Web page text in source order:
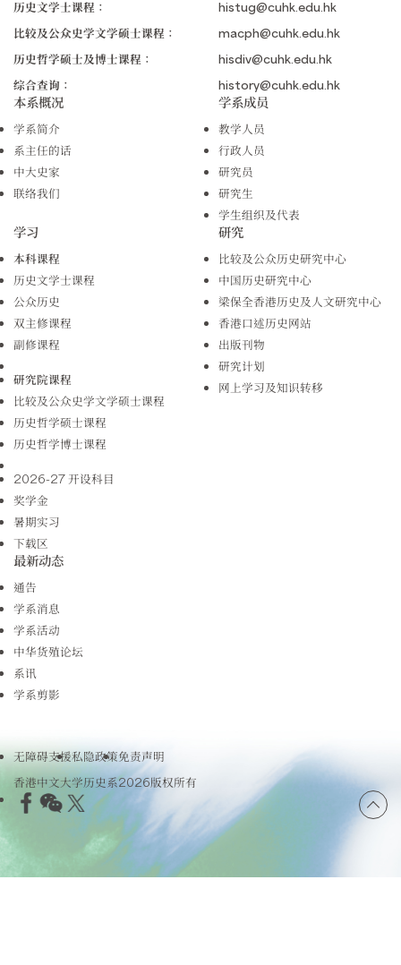
历史文学士课程：
histug@cuhk.edu.hk
比较及公众史学文学硕士课程：
macph@cuhk.edu.hk
历史哲学硕士及博士课程：
hisdiv@cuhk.edu.hk
综合查询：
history@cuhk.edu.hk
本系概况
学系简介
系主任的话
中大史家
联络我们
学系成员
教学人员
行政人员
研究员
研究生
学生组织及代表
学习
本科课程
历史文学士课程
公众历史
双主修课程
副修课程
研究院课程
比较及公众史学文学硕士课程
历史哲学硕士课程
历史哲学博士课程
2026-27 开设科目
奖学金
暑期实习
下载区
研究
比较及公众历史研究中心
中国历史研究中心
梁保全香港历史及人文研究中心
香港口述历史网站
出版刊物
研究计划
网上学习及知识转移
最新动态
通告
学系消息
学系活动
中华货殖论坛
系讯
学系剪影
无障碍支援私隐政策免责声明
香港中文大学历史系2026版权所有